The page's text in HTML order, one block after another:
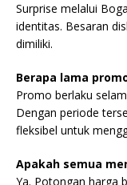
Surprise melalui
identitas. Besaran
dimiliki.
Berapa lama
Promo berlaku
Dengan periode
fleksibel untuk
Apakah semua
Ya. Potongan harga